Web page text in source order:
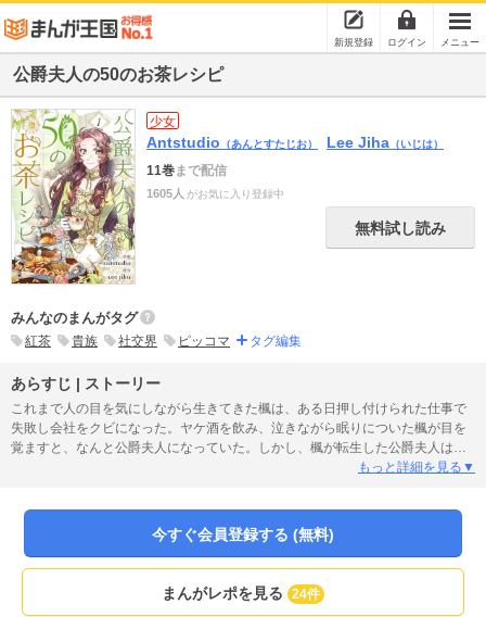
新規登録 ログイン メニュー
公爵夫人の50のお茶レシピ
少女
Antstudio （あんとすたじお） Lee Jiha （いじは）
11巻まで配信
1605人 がお気に入り登録中
無料試し読み
みんなのまんがタグ
紅茶 貴族 社交界 ピッコマ タグ編集
あらすじ | ストーリー
これまで人の目を気にしながら生きてきた楓は、ある日押し付けられた仕事で
失敗し会社をクビになった。ヤケ酒を飲み、泣きながら眠りについた楓が目を
覚ますと、なんと公爵夫人になっていた。しかし、楓が転生した公爵夫人は夫
からも関心を持たれず、挙句の果てには使用人からもいじめられる始末。楓は
ことにした。お茶オタクが繰り広げる異世界転生ロマンスが今始まる！
もっと詳細を見る▼
今すぐ会員登録する (無料)
まんがレポを見る 24件